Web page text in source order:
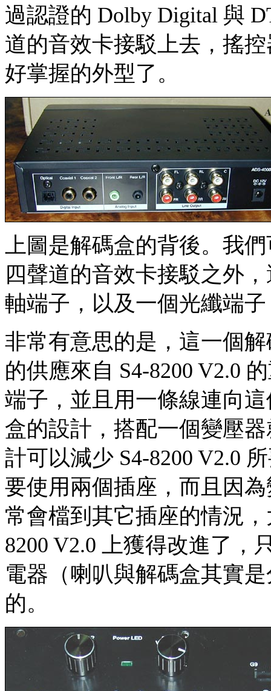
過認證的 Dolby Digital 與
道的音效卡接駁上去，搖
好掌握的外型了。
上圖是解碼盒的背後。我
四聲道的音效卡接駁之外
軸端子，以及一個光纖端
非常有意思的是，這一個
的供應來自 S4-8200 V2.0
端子，並且用一條線連向
盒的設計，搭配一個變壓
計可以減少 S4-8200 V2.0
要使用兩個插座，而且因
常會檔到其它插座的情況
8200 V2.0 上獲得改進了，
電器（喇叭與解碼盒其實
的。